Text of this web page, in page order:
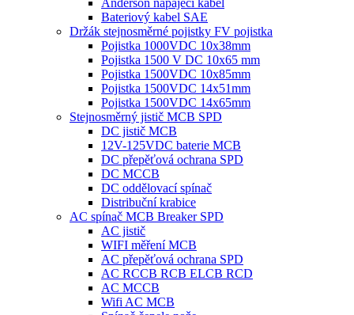
Anderson napájecí kabel
Bateriový kabel SAE
Držák stejnosměrné pojistky FV pojistka
Pojistka 1000VDC 10x38mm
Pojistka 1500 V DC 10x65 mm
Pojistka 1500VDC 10x85mm
Pojistka 1500VDC 14x51mm
Pojistka 1500VDC 14x65mm
Stejnosměrný jistič MCB SPD
DC jistič MCB
12V-125VDC baterie MCB
DC přepěťová ochrana SPD
DC MCCB
DC oddělovací spínač
Distribuční krabice
AC spínač MCB Breaker SPD
AC jistič
WIFI měření MCB
AC přepěťová ochrana SPD
AC RCCB RCB ELCB RCD
AC MCCB
Wifi AC MCB